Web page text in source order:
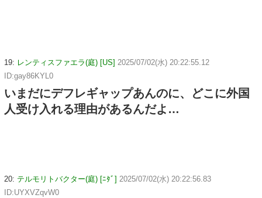
19: レンティスファエラ(庭) [US] 2025/07/02(水) 20:22:55.12
ID:gay86KYL0
いまだにデフレギャップあんのに、どこに外国
人受け入れる理由があるんだよ…
20: テルモリトバクター(庭) [ﾆﾀﾞ] 2025/07/02(水) 20:22:56.83
ID:UYXVZqvW0